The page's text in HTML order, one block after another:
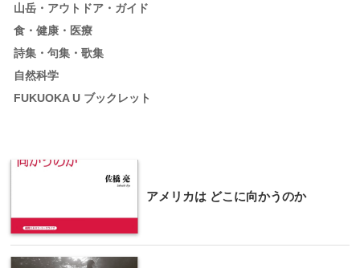
山岳・アウトドア・ガイド
食・健康・医療
詩集・句集・歌集
自然科学
FUKUOKA U ブックレット
アメリカは どこに向かうのか